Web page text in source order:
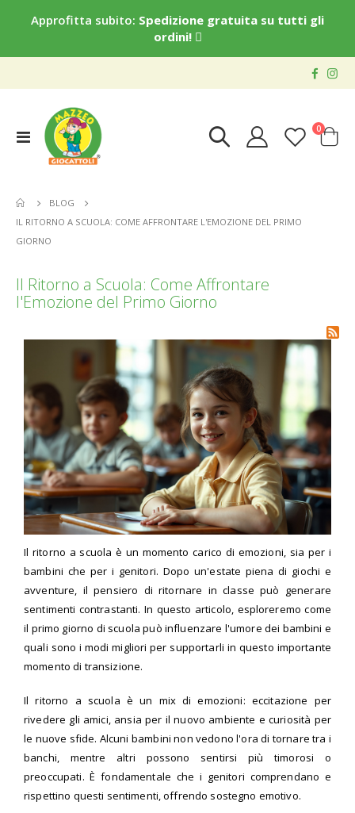
Approfitta subito: Spedizione gratuita su tutti gli
ordini!
Toggle
Nav
Cart
0elementi
BLOG
IL RITORNO A SCUOLA: COME AFFRONTARE L'EMOZIONE DEL PRIMO
GIORNO
Il Ritorno a Scuola: Come Affrontare
l'Emozione del Primo Giorno
Il ritorno a scuola è un momento carico di emozioni, sia per i
bambini che per i genitori. Dopo un'estate piena di giochi e
avventure, il pensiero di ritornare in classe può generare
sentimenti contrastanti. In questo articolo, esploreremo come
il primo giorno di scuola può influenzare l'umore dei bambini e
quali sono i modi migliori per supportarli in questo importante
momento di transizione.
Il ritorno a scuola è un mix di emozioni: eccitazione per
rivedere gli amici, ansia per il nuovo ambiente e curiosità per
le nuove sfide. Alcuni bambini non vedono l'ora di tornare tra i
banchi, mentre altri possono sentirsi più timorosi o
preoccupati. È fondamentale che i genitori comprendano e
rispettino questi sentimenti, offrendo sostegno emotivo.